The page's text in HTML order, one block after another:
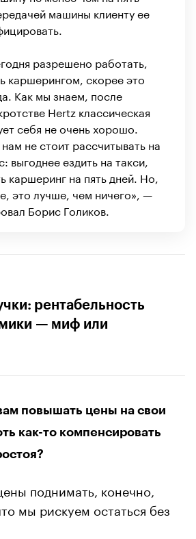
машины клиенту ее
разрешено работать,
каршерингом, скорее это
Как мы знаем, после
Hertz классическая
себя не очень хорошо.
не стоит рассчитывать на
выгоднее ездить на такси,
каршеринг на пять дней. Но,
это лучше, чем ничего», —
Борис Голиков.
рентабельность
— миф или
повышать цены на свои
как-то компенсировать
поднимать, конечно,
мы рискуем остаться без